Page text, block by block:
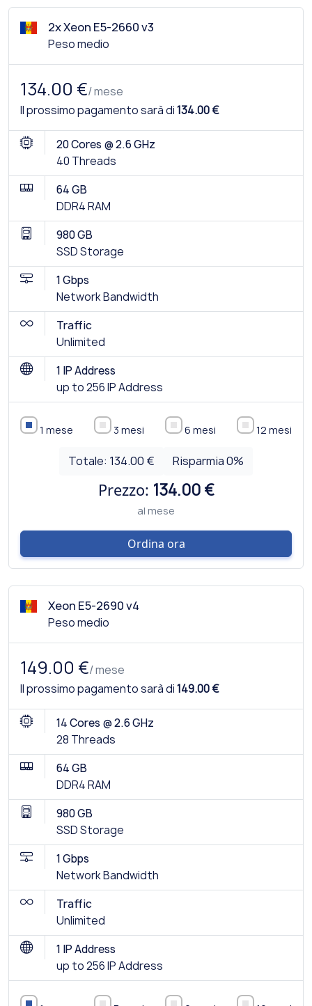
2x Xeon E5-2660 v3
Peso medio
134.00 €/ mese
Il prossimo pagamento sarà di134.00 €
20 Cores @ 2.6 GHz
40 Threads
64 GB
DDR4 RAM
980 GB
SSD Storage
1 Gbps
Network Bandwidth
Traffic
Unlimited
1 IP Address
up to 256 IP Address
1 mese 3 mesi 6 mesi 12 mesi
Totale: 134.00 € Risparmia0%
Prezzo: 134.00 €
al mese
Ordina ora
Xeon E5-2690 v4
Peso medio
149.00 €/ mese
Il prossimo pagamento sarà di149.00 €
14 Cores @ 2.6 GHz
28 Threads
64 GB
DDR4 RAM
980 GB
SSD Storage
1 Gbps
Network Bandwidth
Traffic
Unlimited
1 IP Address
up to 256 IP Address